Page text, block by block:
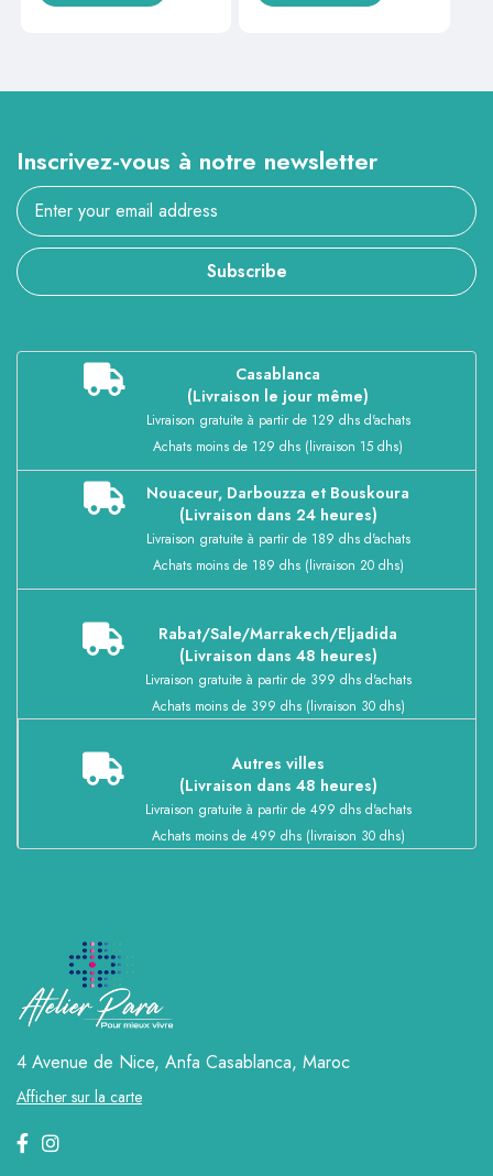
Inscrivez-vous à notre newsletter
Subscribe
Casablanca
(Livraison le jour même)
Livraison gratuite à partir de 129 dhs d'achats
Achats moins de 129 dhs (livraison 15 dhs)
Nouaceur, Darbouzza et Bouskoura
(Livraison dans 24 heures)
Livraison gratuite à partir de 189 dhs d'achats
Achats moins de 189 dhs (livraison 20 dhs)
Rabat/Sale/Marrakech/Eljadida
(Livraison dans 48 heures)
Livraison gratuite à partir de 399 dhs d'achats
Achats moins de 399 dhs (livraison 30 dhs)
Autres villes
(Livraison dans 48 heures)
Livraison gratuite à partir de 499 dhs d'achats
Achats moins de 499 dhs (livraison 30 dhs)
4 Avenue de Nice, Anfa Casablanca, Maroc
Afficher sur la carte